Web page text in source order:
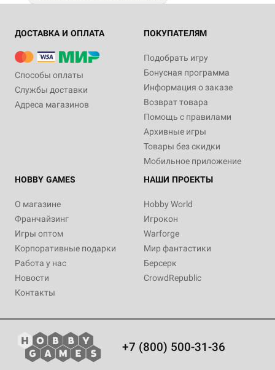
ДОСТАВКА И ОПЛАТА
Способы оплаты
Службы доставки
Адреса магазинов
ПОКУПАТЕЛЯМ
Подобрать игру
Бонусная программа
Информация о заказе
Возврат товара
Помощь с правилами
Архивные игры
Товары без скидки
Мобильное приложение
HOBBY GAMES
О магазине
Франчайзинг
Игры оптом
Корпоративные подарки
Работа у нас
Новости
Контакты
НАШИ ПРОЕКТЫ
Hobby World
Игрокон
Warforge
Мир фантастики
Берсерк
CrowdRepublic
+7 (800) 500-31-36